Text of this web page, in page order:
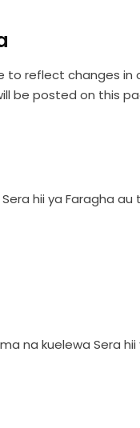
reflect changes in
be posted on this
hii ya Faragha
na kuelewa Sera hii